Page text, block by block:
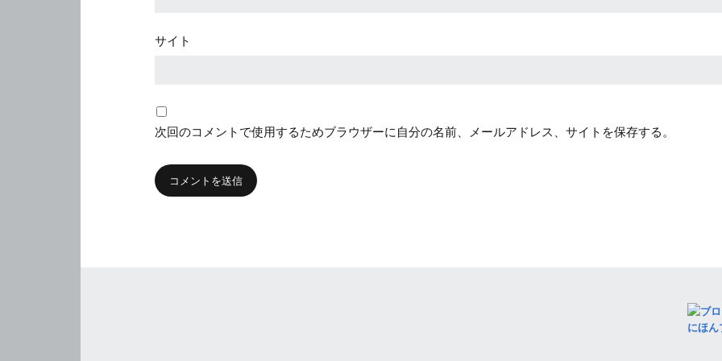
サイト
次回のコメントで使用するためブラウザーに自分の名前、メールアドレス、サイトを保存する。
にほ